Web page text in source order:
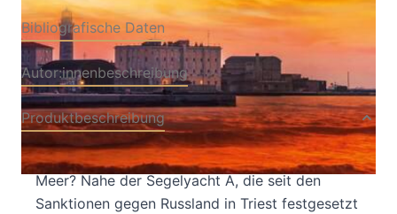
Bibliografische Daten
Autor:innenbeschreibung
Produktbeschreibung
Was zieht Commissario Laurenti da aus dem
Meer? Nahe der Segelyacht A, die seit den
Sanktionen gegen Russland in Triest festgesetzt